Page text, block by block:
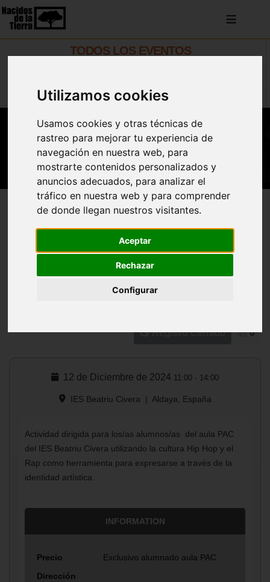
Utilizamos cookies
Usamos cookies y otras técnicas de
rastreo para mejorar tu experiencia de
navegación en nuestra web, para
mostrarte contenidos personalizados y
anuncios adecuados, para analizar el
tráfico en nuestra web y para comprender
de donde llegan nuestros visitantes.
Aceptar
Rechazar
Configurar
≡
TODOS LOS EVENTOS
TALLERES Y CURSOS
Añadir al Calendario
Proyecto "Identidad Artística" en
IES Beatriu Civera
Registro Cerrado 0
12 de Diciembre de 2024 11:00 - 14:00
IES Beatriu Civera | Aldaya, España
Actividad dirigida para los/as alumnos/as del aula PAC
del IES Beatriu Civera utilizando la cultura Hip Hop y el
Rap como herramienta para expresarse a través de la
identidad artística.
INFORMATION
Precio
Exclusivo alumnado aula PAC
Dirección